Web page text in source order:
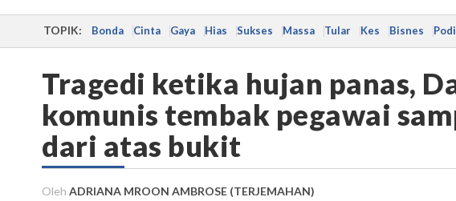
TOPIK: Bonda Cinta Gaya Hias Sukses Massa Tular Kes Bisnes
Tragedi ketika hujan panas,
komunis tembak pegawai
dari atas bukit
Oleh ADRIANA MROON AMBROSE (TERJEMAHAN)